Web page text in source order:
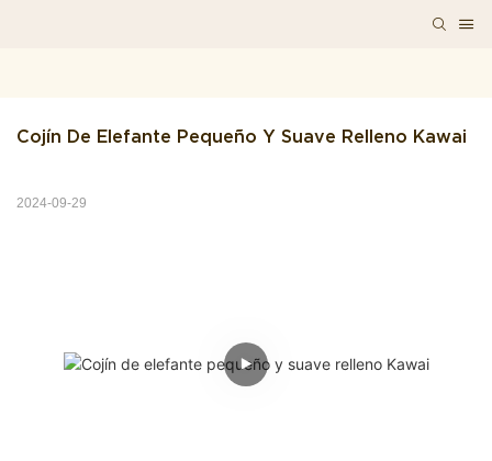
Cojín De Elefante Pequeño Y Suave Relleno Kawai
2024-09-29